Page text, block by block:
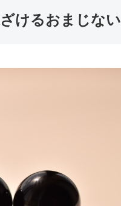
けるおまじない